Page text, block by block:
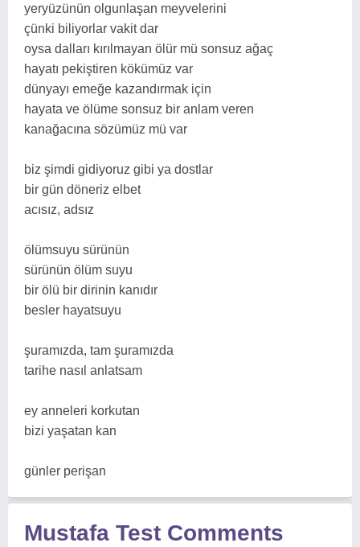
yeryüzünün olgunlaşan meyvelerini
çünki biliyorlar vakit dar
oysa dalları kırılmayan ölür mü sonsuz ağaç
hayatı pekiştiren kökümüz var
dünyayı emeğe kazandırmak için
hayata ve ölüme sonsuz bir anlam veren
kanağacına sözümüz mü var
biz şimdi gidiyoruz gibi ya dostlar
bir gün döneriz elbet
acısız, adsız
ölümsuyu sürünün
sürünün ölüm suyu
bir ölü bir dirinin kanıdır
besler hayatsuyu
şuramızda, tam şuramızda
tarihe nasıl anlatsam
ey anneleri korkutan
bizi yaşatan kan
günler perişan
Mustafa Test Comments